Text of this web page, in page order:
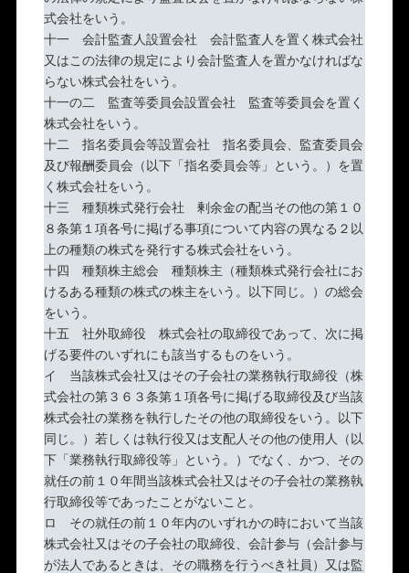
式会社をいう。
十一 会計監査人設置会社 会計監査人を置く株式会社
又はこの法律の規定により会計監査人を置かなければな
らない株式会社をいう。
十一の二 監査等委員会設置会社 監査等委員会を置く
株式会社をいう。
十二 指名委員会等設置会社 指名委員会、監査委員会
及び報酬委員会（以下「指名委員会等」という。）を置
く株式会社をいう。
十三 種類株式発行会社 剰余金の配当その他の第１０
８条第１項各号に掲げる事項について内容の異なる２以
上の種類の株式を発行する株式会社をいう。
十四 種類株主総会 種類株主（種類株式発行会社にお
けるある種類の株式の株主をいう。以下同じ。）の総会
をいう。
十五 社外取締役 株式会社の取締役であって、次に掲
げる要件のいずれにも該当するものをいう。
イ 当該株式会社又はその子会社の業務執行取締役（株
式会社の第３６３条第１項各号に掲げる取締役及び当該
株式会社の業務を執行したその他の取締役をいう。以下
同じ。）若しくは執行役又は支配人その他の使用人（以
下「業務執行取締役等」という。）でなく、かつ、その
就任の前１０年間当該株式会社又はその子会社の業務執
行取締役等であったことがないこと。
ロ その就任の前１０年内のいずれかの時において当該
株式会社又はその子会社の取締役、会計参与（会計参与
が法人であるときは、その職務を行うべき社員）又は監